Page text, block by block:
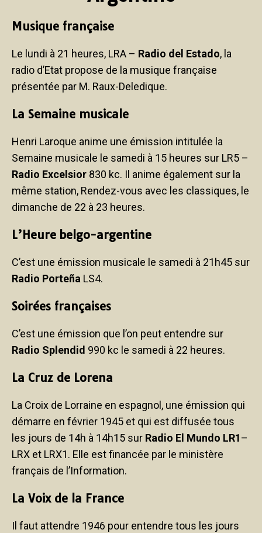
Musique française
Le lundi à 21 heures, LRA – Radio del Estado, la
radio d’Etat propose de la musique française
présentée par M. Raux-Deledique.
La Semaine musicale
Henri Laroque anime une émission intitulée la
Semaine musicale le samedi à 15 heures sur LR5 –
Radio Excelsior 830 kc. Il anime également sur la
même station, Rendez-vous avec les classiques, le
dimanche de 22 à 23 heures.
L’Heure belgo-argentine
C’est une émission musicale le samedi à 21h45 sur
Radio Porteña LS4.
Soirées françaises
C’est une émission que l’on peut entendre sur
Radio Splendid 990 kc le samedi à 22 heures.
La Cruz de Lorena
La Croix de Lorraine en espagnol, une émission qui
démarre en février 1945 et qui est diffusée tous
les jours de 14h à 14h15 sur Radio El Mundo LR1–
LRX et LRX1. Elle est financée par le ministère
français de l’Information.
La Voix de la France
Il faut attendre 1946 pour entendre tous les jours